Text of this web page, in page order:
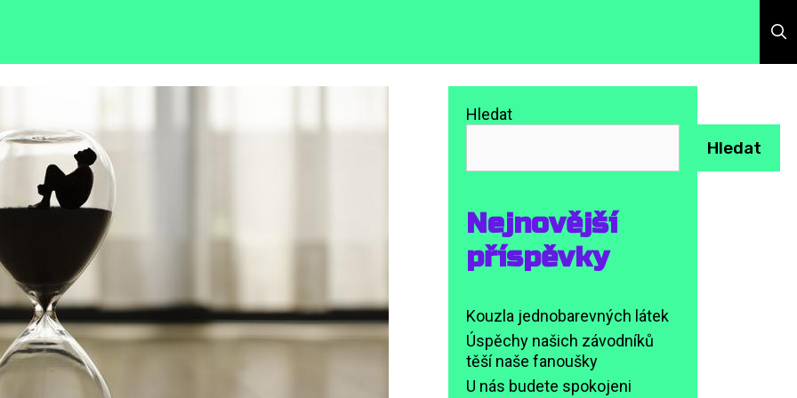
Hledat
Hledat
Nejnovější
příspěvky
Kouzla jednobarevných látek
Úspěchy našich závodníků
těší naše fanoušky
U nás budete spokojeni